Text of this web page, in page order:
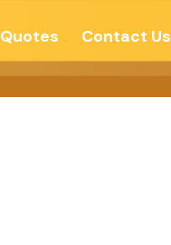
Quotes Contact Us